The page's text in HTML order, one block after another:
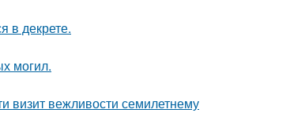
в декрете.
могил.
визит вежливости семилетнему